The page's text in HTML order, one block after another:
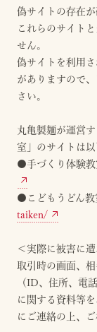
偽サイトの存在が
これらのサイト
せん。
偽サイトを利用
がありますので
さい。
丸亀製麺が運営
室」のサイトは以
●手づくり体験
●こどもうどん
taiken/
＜実際に被害に
取引時の画面、
（ID、住所、電
に関する資料等
にご連絡の上、ご